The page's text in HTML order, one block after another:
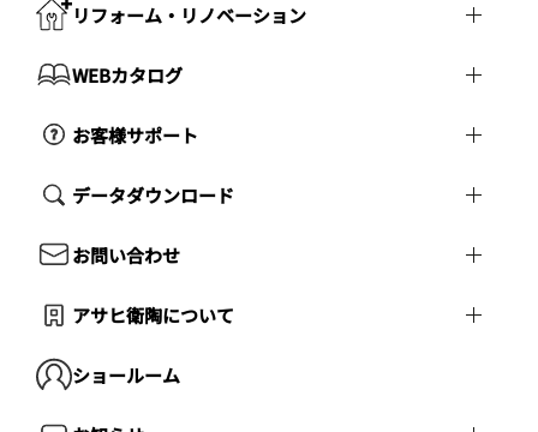
リフォーム・リノベーション
WEBカタログ
お客様サポート
データダウンロード
お問い合わせ
アサヒ衛陶について
ショールーム